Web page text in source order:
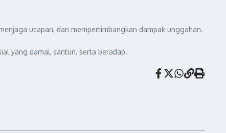
ucapan, dan mempertimbangkan dampak unggahan.
yang damai, santun, serta beradab.